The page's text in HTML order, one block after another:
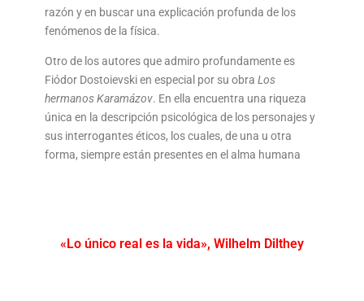
razón y en buscar una explicación profunda de los
fenómenos de la física.
Otro de los autores que admiro profundamente es
Fiódor Dostoievski en especial por su obra Los
hermanos Karamázov. En ella encuentra una riqueza
única en la descripción psicológica de los personajes y
sus interrogantes éticos, los cuales, de una u otra
forma, siempre están presentes en el alma humana
«Lo único real es la vida», Wilhelm Dilthey